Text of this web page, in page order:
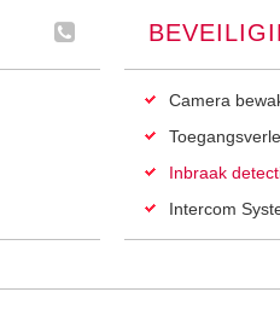
Camera
Inbraak
Intercom